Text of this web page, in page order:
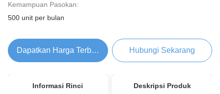
Kemampuan Pasokan:
500 unit per bulan
Dapatkan Harga Terbaik Hubungi Sekarang
Informasi Rinci Deskripsi Produk